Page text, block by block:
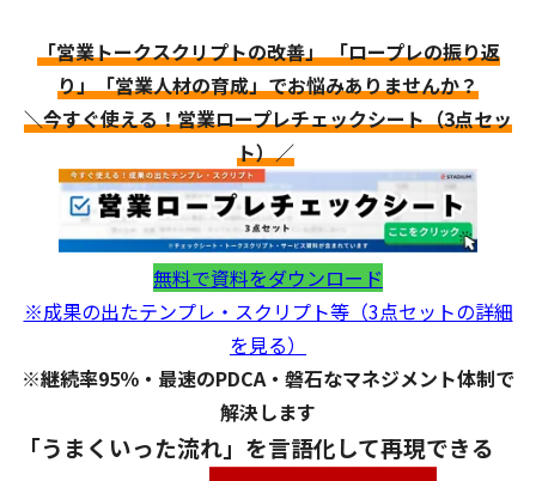
「営業トークスクリプトの改善」 「ロープレの振り返
り」「営業人材の育成」でお悩みありませんか？
＼今すぐ使える！営業ロープレチェックシート（3点セッ
ト）／
無料で資料をダウンロード
※成果の出たテンプレ・スクリプト等（3点セットの詳細
を見る）
※継続率95％・最速のPDCA・磐石なマネジメント体制で
解決します
「うまくいった流れ」を言語化して再現できる